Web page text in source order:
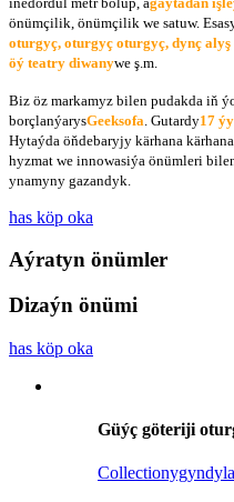
önümçilik, önümçilik we satuw.
oturgyç, oturgyç oturgyç, dynç
öý teatry diwanywe ş.m.
Biz öz markamyz bilen pudakda iň
borçlanýarysGeeksofa . Gutardy17
Hytaýda öňdebaryjy kärhana
hyzmat we innowasiýa önümleri
ynamyny gazandyk.
has köp oka
Aýratyn önümler
Dizaýn önümi
has köp oka
Güýç göteriji